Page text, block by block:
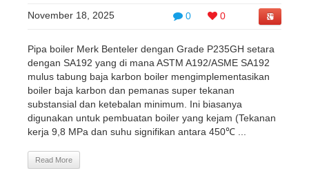
0 0
November 18, 2025
Pipa boiler Merk Benteler dengan Grade P235GH setara
dengan SA192 yang di mana ASTM A192/ASME SA192
mulus tabung baja karbon boiler mengimplementasikan
boiler baja karbon dan pemanas super tekanan
substansial dan ketebalan minimum. Ini biasanya
digunakan untuk pembuatan boiler yang kejam (Tekanan
kerja 9,8 MPa dan suhu signifikan antara 450℃ ...
Read More